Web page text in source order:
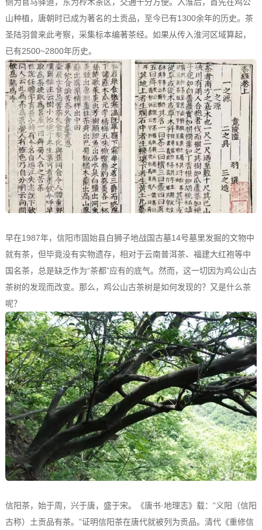
侧为官马驿道，东为柃木茶区，交通十分方便。入淮后，首先在鸡公
山种植，唐朝时已成为著名的土贡品，至今已有1300余年的历史。茶
圣陆羽曾来此考察，采集标本编著茶经。如果从传入淮河区域算起，
已有2500~2800年历史。
早在1987年，信阳市固始县白狮子地战国古墓14号墓里发掘的文物中
就有茶，但毕竟没有实物遗存，相对于云南普洱茶、福建大红袍等中
国名茶，总是缺乏作为“茶都”应有的底气。然而，这一切因为鸡公山古
茶树的发现而改变。那么，鸡公山古茶树是如何发现的？又是什么茶
呢？
信阳茶，始于周，兴于唐，盛于宋。《唐书·地理志》载：“义阳（信阳
古称）土贡品有茶。”证明信阳茶在唐代就被列为贡品。清代《重修信